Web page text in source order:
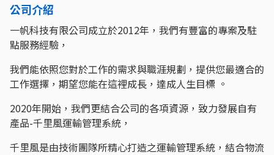
公司介紹
一帆科技有限公司成立於2012年，我們有豐富的專案及駐
點服務經驗，
我們能依照您對於工作的需求與職涯規劃，提供您最適合的
工作選擇，期望您能在這裡成長，達成人生目標 。
2020年開始，我們更結合公司的各項資源，致力發展自有
產品-千里風運輸管理系統，
千里風是由技術團隊所精心打造之運輸管理系統，結合物流